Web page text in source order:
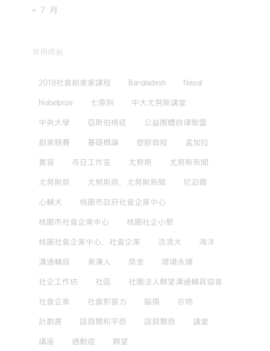
« 7 月
常用標籤
2018社會創業家課程 Bangladesh Nepal
Nobelprize 七原則 中大尤努斯講堂
中央大學 亞斯伯格症 公益團體自律聯盟
創業競賽 基礎概論 塑膠微粒 孟加拉
實習 寺日工作室 尤努斯 尤努斯新聞
尤努斯獎 尤努斯獎，尤努斯新聞 尼泊爾
心輔犬 桃園市政府社會企業中心
桃園市社會企業中心 桃園社企小聚
桃園社會企業中心，社會企業 流浪犬 海洋
溝通輔具 漸凍人 獎金 環境永續
社企工作坊 社區 社團法人麒望溝通輔具協會
社會企業 社會影響力 腦傷 衣物
計劃書 諾貝爾和平獎 諾貝爾獎 講堂
講座 過動症 麒望